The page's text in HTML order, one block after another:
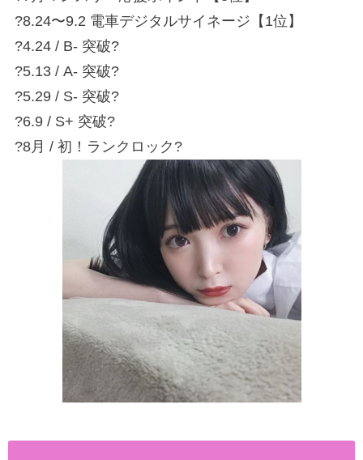
?8.24〜9.2 電車デジタルサイネージ【1位】
?4.24 / B- 突破?
?5.13 / A- 突破?
?5.29 / S- 突破?
?6.9 / S+ 突破?
?8月 / 初！ランクロック?